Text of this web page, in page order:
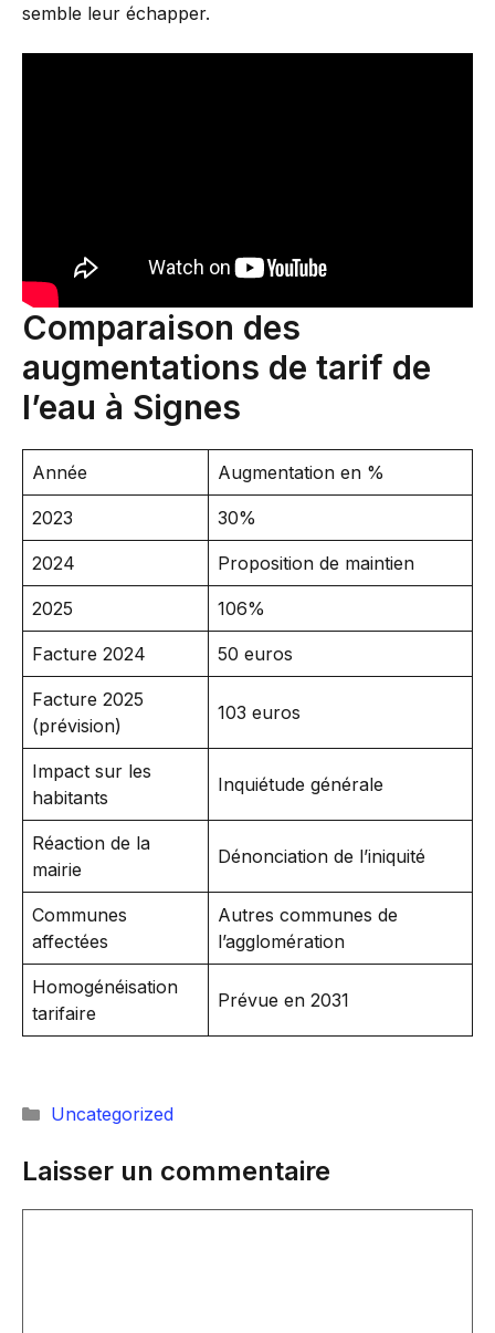
semble leur échapper.
Comparaison des
augmentations de tarif de
l’eau à Signes
Année Augmentation en %
2023 30%
2024 Proposition de maintien
2025 106%
Facture 2024 50 euros
Facture 2025
(prévision)
103 euros
Impact sur les
habitants
Inquiétude générale
Réaction de la
mairie
Dénonciation de l’iniquité
Communes
affectées
Autres communes de
l’agglomération
Homogénéisation
tarifaire
Prévue en 2031
Catégories
Uncategorized
Laisser un commentaire